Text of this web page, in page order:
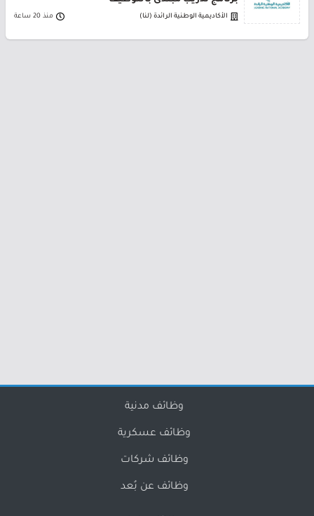
الأكاديمية الوطنية الرائدة (لنا) منذ 20 ساعة
وظائف مدنية
وظائف عسكرية
وظائف شركات
وظائف عن بُعد